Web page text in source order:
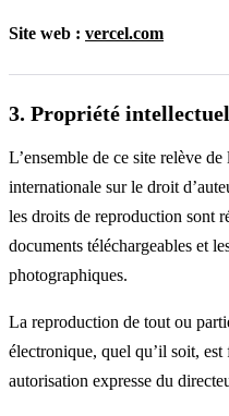
Site web : vercel.com
3. Propriété
L’ensemble de ce site relève
internationale sur le droit
les droits de reproduction sont
documents téléchargeables et
photographiques.
La reproduction de tout ou
électronique, quel qu’il soit,
autorisation expresse du